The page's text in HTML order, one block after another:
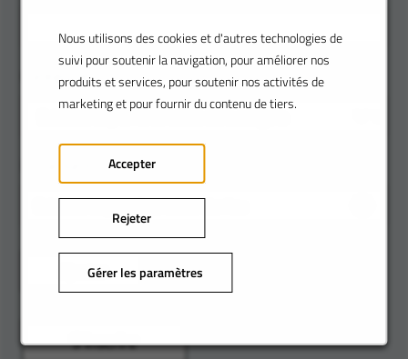
Nous utilisons des cookies et d'autres technologies de
suivi pour soutenir la navigation, pour améliorer nos
produits et services, pour soutenir nos activités de
marketing et pour fournir du contenu de tiers.
Accepter
Rejeter
Gérer les paramètres
Catégorie
Ajouter
S'inscrire